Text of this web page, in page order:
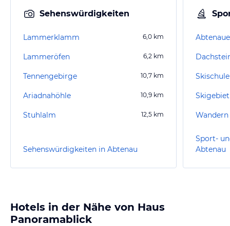
Sehenswürdigkeiten
Lammerklamm 6,0 km
Lammeröfen 6,2 km
Tennengebirge 10,7 km
Ariadnahöhle 10,9 km
Stuhlalm 12,5 km
Sehenswürdigkeiten in Abtenau
Wandern
Sport-
Abtenau
Hotels in der Nähe von Haus
Panoramablick